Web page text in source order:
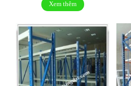
Xem thêm